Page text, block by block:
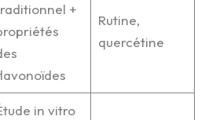
+
Rutine,
quercétine
in vitro